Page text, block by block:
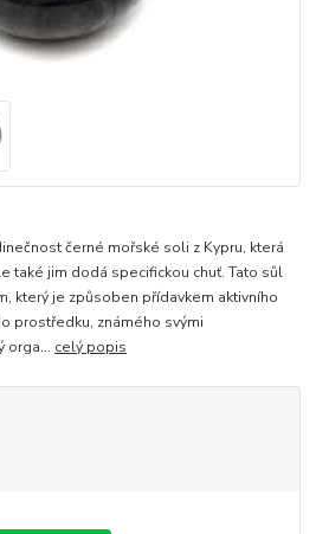
černé mořské soli z Kypru, která
také jim dodá specifickou chuť. Tato sůl
který je způsoben přídavkem aktivního
prostředku, známého svými
orga... celý popis